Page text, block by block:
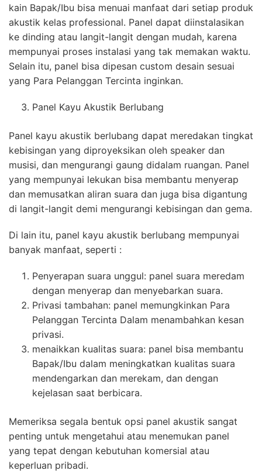
kain Bapak/Ibu bisa menuai manfaat dari setiap produk
akustik kelas professional. Panel dapat diinstalasikan
ke dinding atau langit-langit dengan mudah, karena
mempunyai proses instalasi yang tak memakan waktu.
Selain itu, panel bisa dipesan custom desain sesuai
yang Para Pelanggan Tercinta inginkan.
Panel Kayu Akustik Berlubang
Panel kayu akustik berlubang dapat meredakan tingkat
kebisingan yang diproyeksikan oleh speaker dan
musisi, dan mengurangi gaung didalam ruangan. Panel
yang mempunyai lekukan bisa membantu menyerap
dan memusatkan aliran suara dan juga bisa digantung
di langit-langit demi mengurangi kebisingan dan gema.
Di lain itu, panel kayu akustik berlubang mempunyai
banyak manfaat, seperti :
Penyerapan suara unggul: panel suara meredam
dengan menyerap dan menyebarkan suara.
Privasi tambahan: panel memungkinkan Para
Pelanggan Tercinta Dalam menambahkan kesan
privasi.
menaikkan kualitas suara: panel bisa membantu
Bapak/Ibu dalam meningkatkan kualitas suara
mendengarkan dan merekam, dan dengan
kejelasan saat berbicara.
Memeriksa segala bentuk opsi panel akustik sangat
penting untuk mengetahui atau menemukan panel
yang tepat dengan kebutuhan komersial atau
keperluan pribadi.